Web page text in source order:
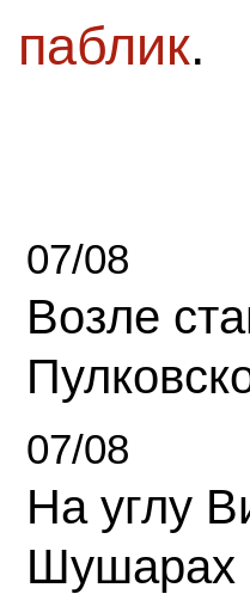
паблик.
07/08
Возле
07/08
На углу
Шушарах